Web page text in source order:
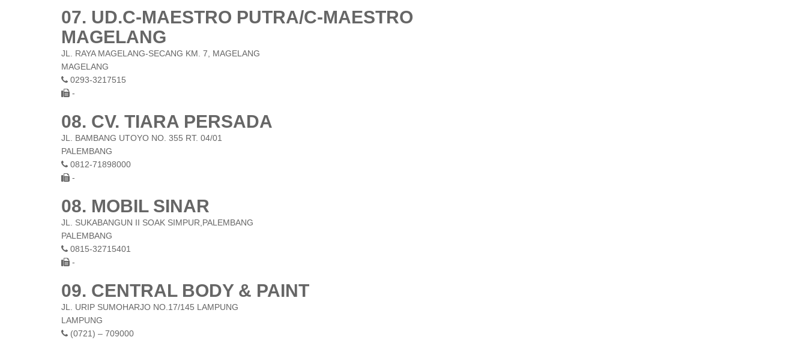
07. UD.C-MAESTRO PUTRA/C-MAESTRO
MAGELANG
JL. RAYA MAGELANG-SECANG KM. 7, MAGELANG
MAGELANG
0293-3217515
-
08. CV. TIARA PERSADA
JL. BAMBANG UTOYO NO. 355 RT. 04/01
PALEMBANG
0812-71898000
-
08. MOBIL SINAR
JL. SUKABANGUN II SOAK SIMPUR,PALEMBANG
PALEMBANG
0815-32715401
-
09. CENTRAL BODY & PAINT
JL. URIP SUMOHARJO NO.17/145 LAMPUNG
LAMPUNG
(0721) – 709000